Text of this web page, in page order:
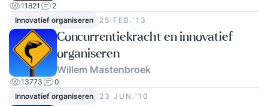
11821
2
Innovatief organiseren
25 FEB.‘13
Concurrentiekracht en innovatief
organiseren
Willem Mastenbroek
13773
0
Innovatief organiseren
23 JUN.‘10